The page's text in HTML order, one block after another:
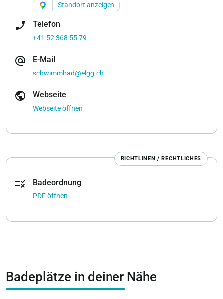
Standort anzeigen
phone_enabled Telefon
+41 52 368 55 79
alternate_email E-Mail
schwimmbad@elgg.ch
public Webseite
Webseite öffnen
RICHTLINEN / RECHTLICHES
rule Badeordnung
PDF öffnen
Badeplätze in deiner Nähe